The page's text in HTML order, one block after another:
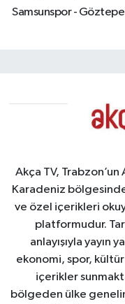
Samsunspor - Göztepe
Akça TV,
Karadeniz
ve özel içerikleri
platformudur.
anlayışıyla yayın
ekonomi, spor,
içerikler
bölgeden ülke